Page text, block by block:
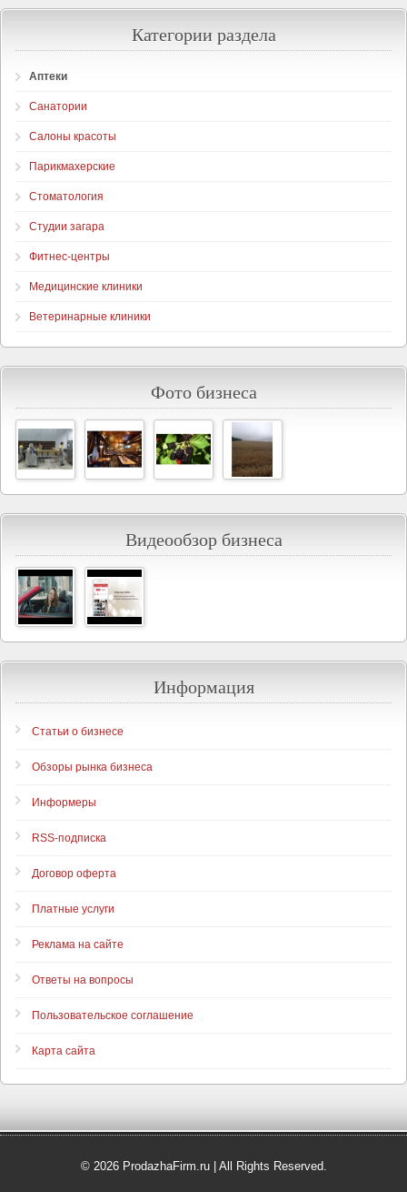
Категории раздела
Аптеки
Санатории
Салоны красоты
Парикмахерские
Стоматология
Студии загара
Фитнес-центры
Медицинские клиники
Ветеринарные клиники
Фото бизнеса
Видеообзор бизнеса
Информация
Статьи о бизнесе
Обзоры рынка бизнеса
Информеры
RSS-подписка
Договор оферта
Платные услуги
Реклама на сайте
Ответы на вопросы
Пользовательское соглашение
Карта сайта
© 2026 ProdazhaFirm.ru | All Rights Reserved.